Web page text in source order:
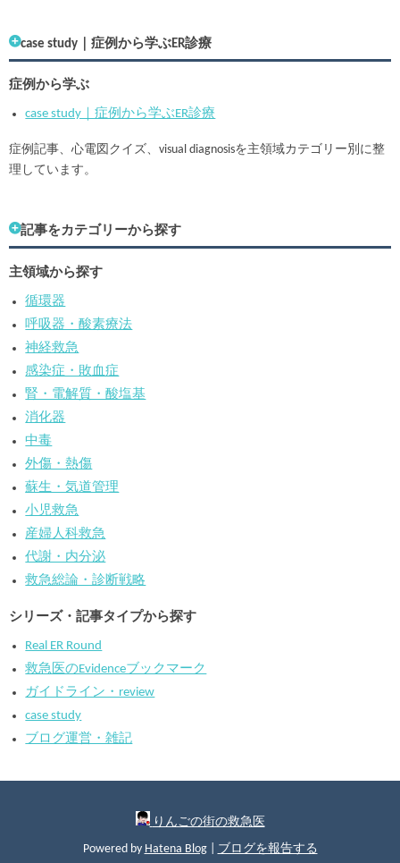
case study｜症例から学ぶER診療
症例から学ぶ
case study｜症例から学ぶER診療
症例記事、心電図クイズ、visual diagnosisを主領域カテゴリー別に整
理しています。
記事をカテゴリーから探す
主領域から探す
循環器
呼吸器・酸素療法
神経救急
感染症・敗血症
腎・電解質・酸塩基
消化器
中毒
外傷・熱傷
蘇生・気道管理
小児救急
産婦人科救急
代謝・内分泌
救急総論・診断戦略
シリーズ・記事タイプから探す
Real ER Round
救急医のEvidenceブックマーク
ガイドライン・review
case study
ブログ運営・雑記
りんごの街の救急医
Powered by Hatena Blog| ブログを報告する